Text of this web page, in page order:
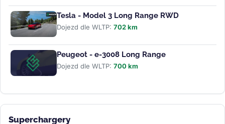
Tesla - Model 3 Long Range RWD
Dojezd dle WLTP: 702 km
Peugeot - e-3008 Long Range
Dojezd dle WLTP: 700 km
Superchargery